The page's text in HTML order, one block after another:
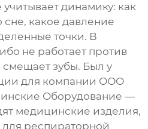
динамику: как
сне, какое давление
точки. В
не работает против
смещает зубы. Был у
для компании ООО
Оборудование —
медицинские изделия,
респираторной